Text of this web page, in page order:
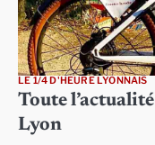
LE 1/4 D'HEURE LYONNAIS
Toute
Lyon